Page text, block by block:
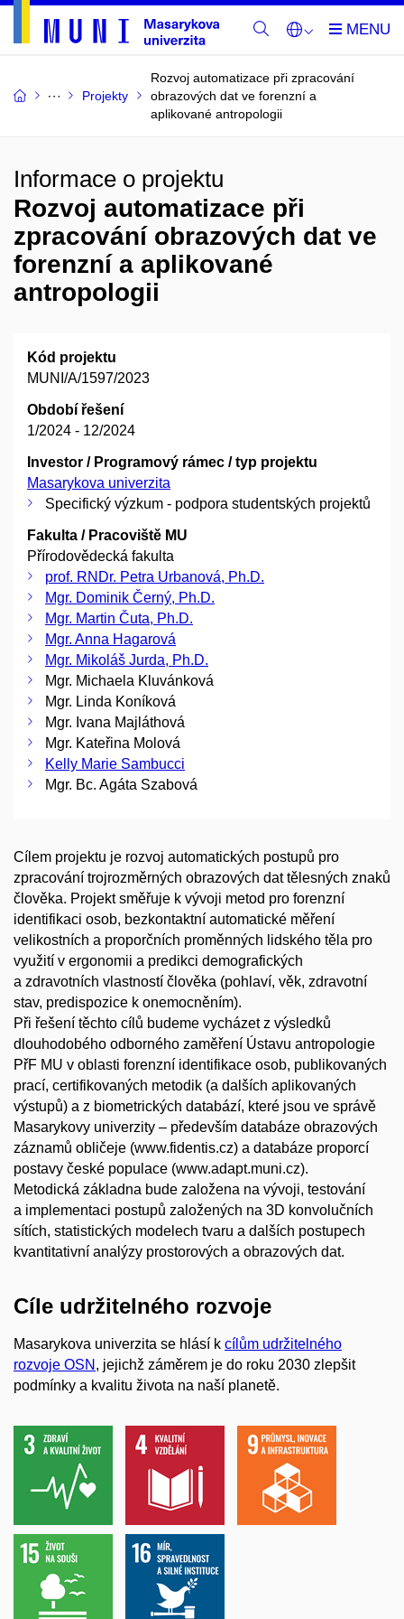
Projekty
Rozvoj automatizace při zpracování
obrazových dat ve forenzní a
aplikované antropologii
Informace o projektu
Rozvoj automatizace při
zpracování obrazových dat ve
forenzní a aplikované
antropologii
Kód projektu
MUNI/A/1597/2023
Období řešení
1/2024 - 12/2024
Investor / Programový rámec / typ projektu
Masarykova univerzita
Specifický výzkum - podpora studentských projektů
Fakulta / Pracoviště MU
Přírodovědecká fakulta
prof. RNDr. Petra Urbanová, Ph.D.
Mgr. Dominik Černý, Ph.D.
Mgr. Martin Čuta, Ph.D.
Mgr. Anna Hagarová
Mgr. Mikoláš Jurda, Ph.D.
Mgr. Michaela Kluvánková
Mgr. Linda Koníková
Mgr. Ivana Majláthová
Mgr. Kateřina Molová
Kelly Marie Sambucci
Mgr. Bc. Agáta Szabová
Cílem projektu je rozvoj automatických postupů pro
zpracování trojrozměrných obrazových dat tělesných znaků
člověka. Projekt směřuje k vývoji metod pro forenzní
identifikaci osob, bezkontaktní automatické měření
velikostních a proporčních proměnných lidského těla pro
využití v ergonomii a predikci demografických
a zdravotních vlastností člověka (pohlaví, věk, zdravotní
stav, predispozice k onemocněním).
Při řešení těchto cílů budeme vycházet z výsledků
dlouhodobého odborného zaměření Ústavu antropologie
PřF MU v oblasti forenzní identifikace osob, publikovaných
prací, certifikovaných metodik (a dalších aplikovaných
výstupů) a z biometrických databází, které jsou ve správě
Masarykovy univerzity – především databáze obrazových
záznamů obličeje (www.fidentis.cz) a databáze proporcí
postavy české populace (www.adapt.muni.cz).
Metodická základna bude založena na vývoji, testování
a implementaci postupů založených na 3D konvolučních
sítích, statistických modelech tvaru a dalších postupech
kvantitativní analýzy prostorových a obrazových dat.
Cíle udržitelného rozvoje
Masarykova univerzita se hlásí k cílům udržitelného
rozvoje OSN , jejichž záměrem je do roku 2030 zlepšit
podmínky a kvalitu života na naší planetě.